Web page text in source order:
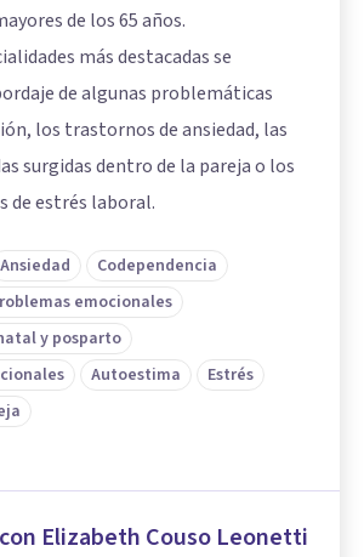
de los 65 años.
más destacadas se
de algunas problemáticas
los trastornos de ansiedad, las
surgidas dentro de la pareja o los
de estrés laboral.
Ansiedad
Codependencia
emocionales
y posparto
Autoestima
Estrés
Elizabeth Couso Leonetti